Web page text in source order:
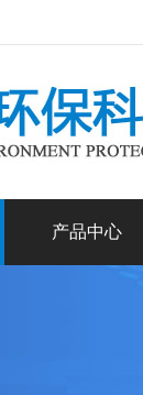
产品中心